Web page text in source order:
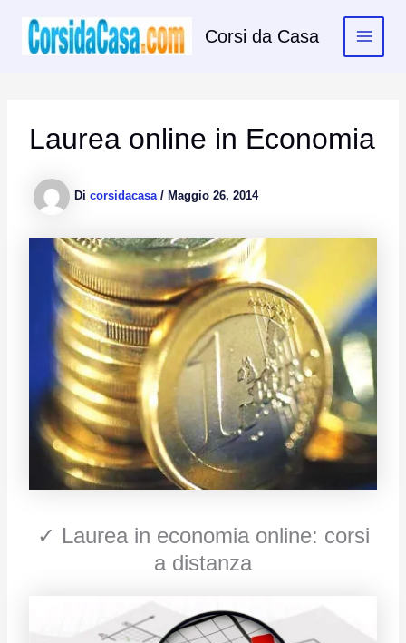
contenuto
Corsi da Casa
Laurea online in Economia
Di corsidacasa / Maggio 26, 2014
✓ Laurea in economia online: corsi
a distanza